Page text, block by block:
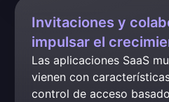
Invitaciones y
impulsar el
Las aplicaciones SaaS
vienen con
control de acceso